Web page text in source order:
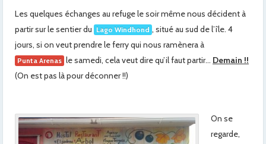
Les quelques échanges au refuge le soir même nous décident à
partir sur le sentier du
Lago Windhond , situé au sud de l’île. 4
jours, si on veut prendre le ferry qui nous ramènera à
Punta Arenas le samedi, cela veut dire qu’il faut partir… Demain !!
(On est pas là pour déconner !!)
On se
regarde,